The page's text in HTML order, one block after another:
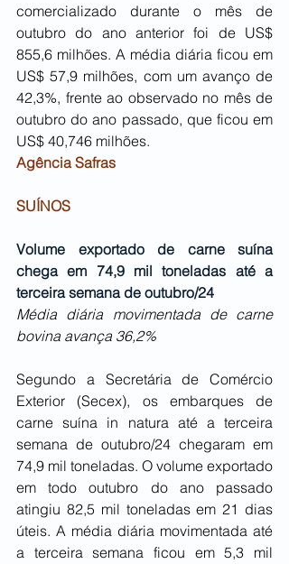
comercializado durante o mês de
outubro do ano anterior foi de US$
855,6 milhões. A média diária ficou em
US$ 57,9 milhões, com um avanço de
42,3%, frente ao observado no mês de
outubro do ano passado, que ficou em
US$ 40,746 milhões.
Agência Safras
SUÍNOS
Volume exportado de carne suína
chega em 74,9 mil toneladas até a
terceira semana de outubro/24
Média diária movimentada de carne
bovina avança 36,2%
Segundo a Secretária de Comércio
Exterior (Secex), os embarques de
carne suína in natura até a terceira
semana de outubro/24 chegaram em
74,9 mil toneladas. O volume exportado
em todo outubro do ano passado
atingiu 82,5 mil toneladas em 21 dias
úteis. A média diária movimentada até
a terceira semana ficou em 5,3 mil